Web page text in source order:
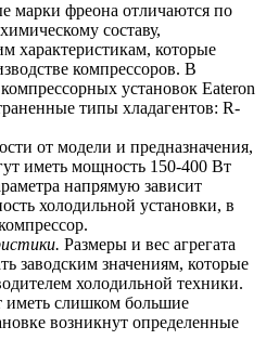
марки фреона отличаются по
составу,
характеристикам, которые
компрессоров. В
установок Eateron
типы хладагентов: R-
от модели и предназначения,
иметь мощность 150-400 Вт
напрямую зависит
холодильной установки, в
Размеры и вес агрегата
заводским значениям, которые
холодильной техники.
иметь слишком большие
возникнут определенные